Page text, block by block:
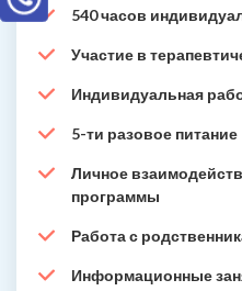
540 часов
Участие в
Индивидуальная
5-ти разовое питание
Личное
программы
Работа с
Информационные